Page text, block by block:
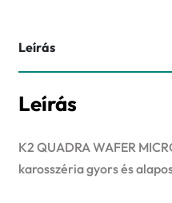
Leírás
Leírás
K2 QUADRA WAFER
karosszéria gyors és